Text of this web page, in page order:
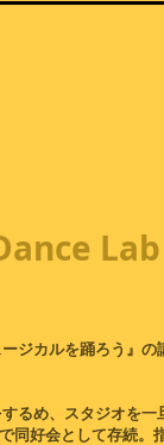
Lab
ジカルを踊ろう』 の
るめ、スタジオを一
会として存続。